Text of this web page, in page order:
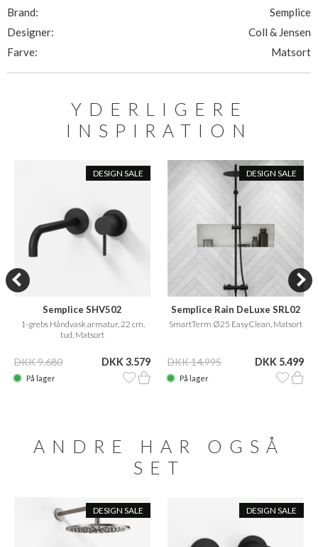
Brand:
Semplice
Designer:
Coll & Jensen
Farve:
Matsort
YDERLIGERE
INSPIRATION
DESIGN SALE
Semplice SHV502
1-grebs Håndvask armatur, 22 cm.
tud, Matsort
DKK 9.680 DKK 3.579
På lager
DESIGN SALE
Semplice Rain DeLuxe SRL02
SmartTerm Ø25 EasyClean, Matsort
DKK 14.995 DKK 5.499
På lager
ANDRE HAR OGSÅ
SET
DESIGN SALE DESIGN SALE